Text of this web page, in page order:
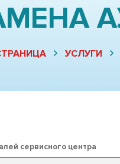
УСЛУГИ
сервисного центра